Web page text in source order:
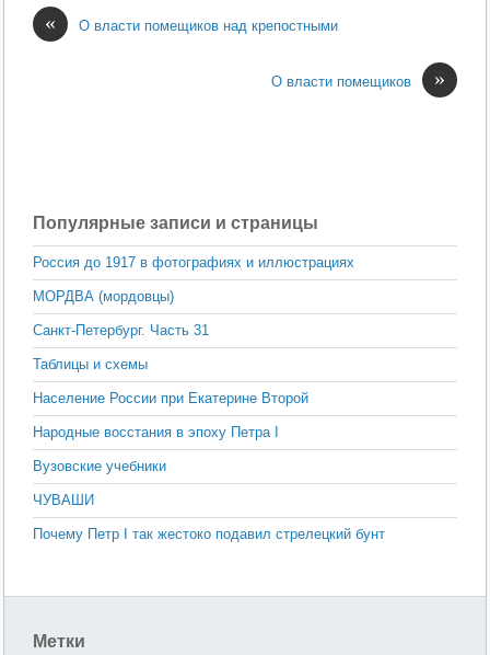
« О власти помещиков над крепостными
»
О власти помещиков
Популярные записи и страницы
Россия до 1917 в фотографиях и иллюстрациях
МОРДВА (мордовцы)
Санкт-Петербург. Часть 31
Таблицы и схемы
Население России при Екатерине Второй
Народные восстания в эпоху Петра I
Вузовские учебники
ЧУВАШИ
Почему Петр I так жестоко подавил стрелецкий бунт
Метки